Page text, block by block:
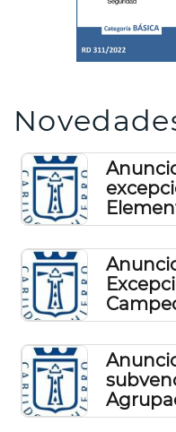
año
de
del